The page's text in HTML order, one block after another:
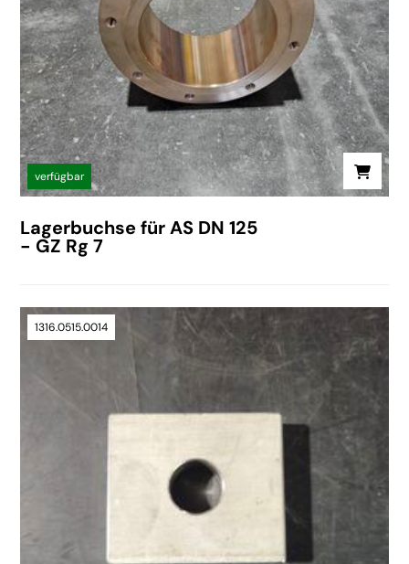
verfügbar
Lagerbuchse für AS DN 125
- GZ Rg 7
1316.0515.0014